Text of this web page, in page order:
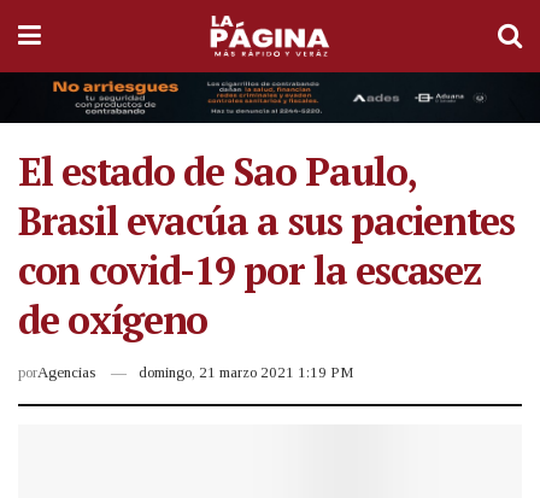
El estado de Sao Paulo,
Brasil evacúa a sus pacientes
con covid-19 por la escasez
de oxígeno
porAgencias domingo, 21 marzo 2021 1:19 PM